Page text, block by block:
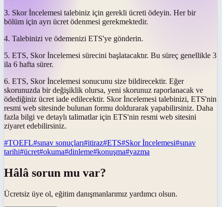
3. Skor İncelemesi talebiniz için gerekli ücreti ödeyin. Her bir
bölüm için ayrı ücret ödenmesi gerekmektedir.
4. Talebinizi ve ödemenizi ETS'ye gönderin.
5. ETS, Skor İncelemesi sürecini başlatacaktır. Bu süreç genellikle 3
ila 6 hafta sürer.
6. ETS, Skor İncelemesi sonucunu size bildirecektir. Eğer
skorunuzda bir değişiklik olursa, yeni skorunuz raporlanacak ve
ödediğiniz ücret iade edilecektir. Skor İncelemesi talebinizi, ETS'nin
resmi web sitesinde bulunan formu doldurarak yapabilirsiniz. Daha
fazla bilgi ve detaylı talimatlar için ETS'nin resmi web sitesini
ziyaret edebilirsiniz.
#TOEFL#sınav sonuçları#itiraz#ETS#Skor İncelemesi#sınav
tarihi#ücret#okuma#dinleme#konuşma#yazma
Hâlâ sorun mu var?
Ücretsiz üye ol, eğitim danışmanlarımız yardımcı olsun.